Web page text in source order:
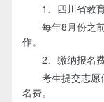
1、四川省教育
每年8月份之前
作。
2、缴纳报名
考生提交志愿
名费。